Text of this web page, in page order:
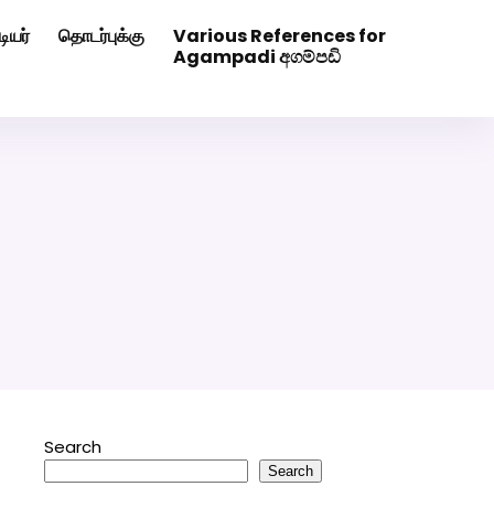
தொடர்புக்கு
Various References for
Agampadi අගම්පඩි
Search
Search
Click Here to Download Matrimony App